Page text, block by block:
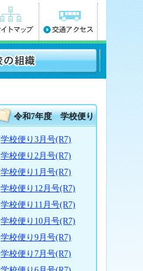
令和7年度 学校便り
学校便り3月号(R7)
学校便り2月号(R7)
学校便り1月号(R7)
学校便り12月号(R7)
学校便り11月号(R7)
学校便り10月号(R7)
学校便り9月号(R7)
学校便り7月号(R7)